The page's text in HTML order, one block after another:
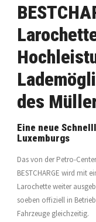
des
Eine neue
Luxemburgs
Das von der Petro-
BESTCHARGE wird mit
Larochette weiter
soeben offiziell in
Fahrzeuge gleichzeitig.